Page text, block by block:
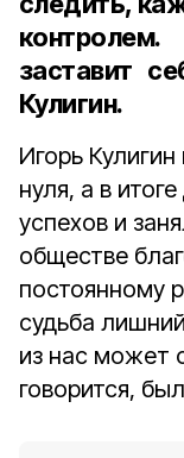
заставит
Кулигин.
Игорь
нуля, а в
успехов и
обществе
постоянному
судьба
из нас может
говорится,